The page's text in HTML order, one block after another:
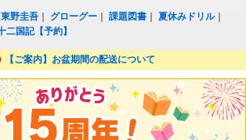
東野圭吾 グローグー ｜課題図書 ｜夏休みドリル｜
二国記【予約】
【ご案内】お盆期間の配送について